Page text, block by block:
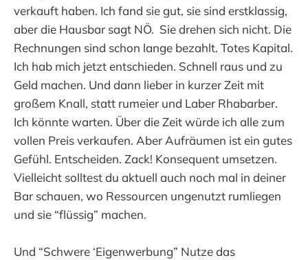
verkauft haben. Ich fand sie gut, sie sind erstklassig,
aber die Hausbar sagt NÖ. Sie drehen sich nicht. Die
Rechnungen sind schon lange bezahlt. Totes Kapital.
Ich hab mich jetzt entschieden. Schnell raus und zu
Geld machen. Und dann lieber in kurzer Zeit mit
großem Knall, statt rumeier und Laber Rhabarber.
Ich könnte warten. Über die Zeit würde ich alle zum
vollen Preis verkaufen. Aber Aufräumen ist ein gutes
Gefühl. Entscheiden. Zack! Konsequent umsetzen.
Vielleicht solltest du aktuell auch noch mal in deiner
Bar schauen, wo Ressourcen ungenutzt rumliegen
und sie “flüssig” machen.
Und “Schwere ‘Eigenwerbung” Nutze das